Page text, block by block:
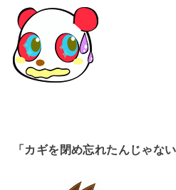
「カギを閉め忘れたんじゃな